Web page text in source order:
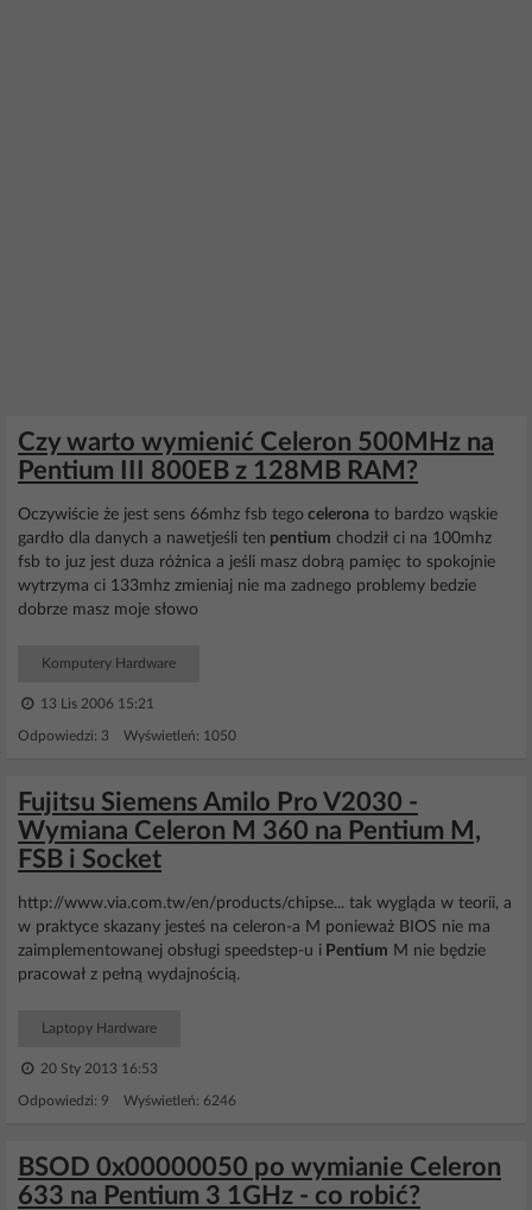
Czy warto wymienić Celeron 500MHz na
Pentium III 800EB z 128MB RAM?
Oczywiście że jest sens 66mhz fsb tego celerona to bardzo wąskie
gardło dla danych a nawetjeśli ten pentium chodził ci na 100mhz
fsb to juz jest duza różnica a jeśli masz dobrą pamięc to spokojnie
wytrzyma ci 133mhz zmieniaj nie ma zadnego problemy bedzie
dobrze masz moje słowo
Komputery Hardware
13 Lis 2006 15:21
Odpowiedzi: 3 Wyświetleń: 1050
Fujitsu Siemens Amilo Pro V2030 -
Wymiana Celeron M 360 na Pentium M,
FSB i Socket
http://www.via.com.tw/en/products/chipse... tak wygląda w teorii, a
w praktyce skazany jesteś na celeron-a M ponieważ BIOS nie ma
zaimplementowanej obsługi speedstep-u i Pentium M nie będzie
pracował z pełną wydajnością.
Laptopy Hardware
20 Sty 2013 16:53
Odpowiedzi: 9 Wyświetleń: 6246
BSOD 0x00000050 po wymianie Celeron
633 na Pentium 3 1GHz - co robić?